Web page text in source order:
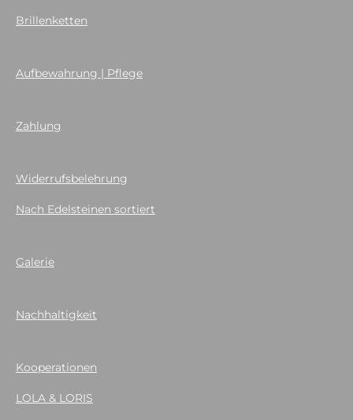
Brillenketten
Aufbewahrung | Pflege
Zahlung
Widerrufsbelehrung
Nach Edelsteinen sortiert
Galerie
Nachhaltigkeit
Kooperationen
LOLA & LORIS